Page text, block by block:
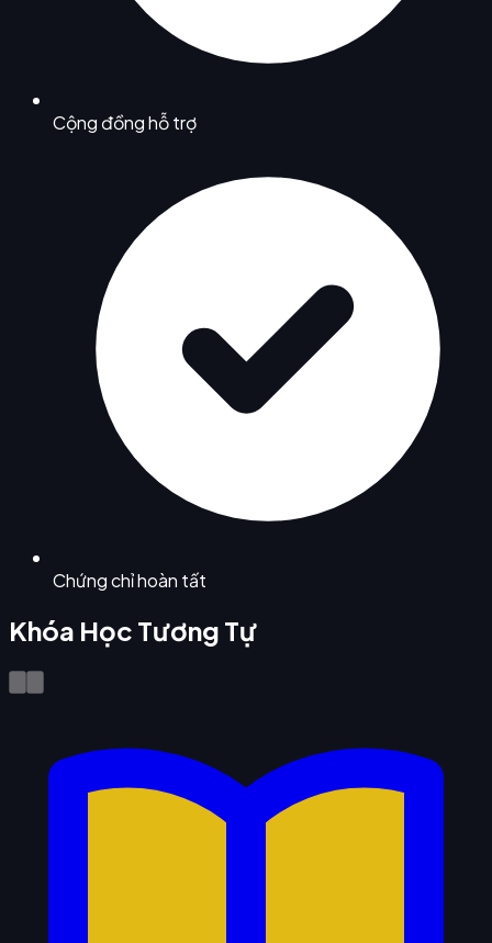
Cộng đồng hỗ trợ
Chứng chỉ hoàn tất
Khóa Học Tương Tự